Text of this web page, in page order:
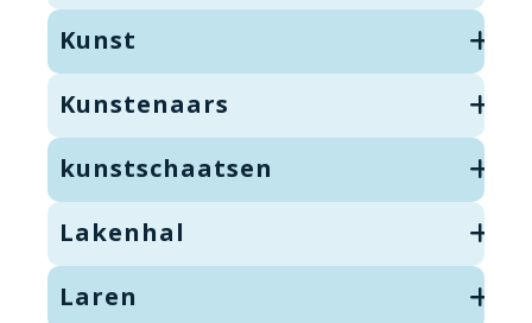
Kunst
Kunstenaars
kunstschaatsen
Lakenhal
Laren